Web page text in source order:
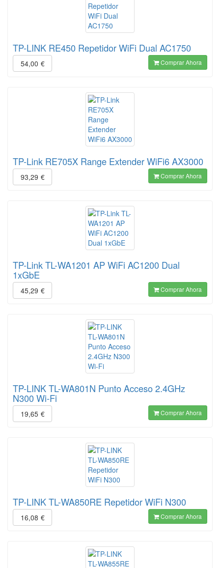
TP-LINK RE450 Repetidor WiFi Dual AC1750
54,00 € Comprar Ahora
TP-Link RE705X Range Extender WiFi6 AX3000
93,29 € Comprar Ahora
TP-Link TL-WA1201 AP WiFi AC1200 Dual
1xGbE
45,29 € Comprar Ahora
TP-LINK TL-WA801N Punto Acceso 2.4GHz
N300 Wi-Fi
19,65 € Comprar Ahora
TP-LINK TL-WA850RE Repetidor WiFi N300
16,08 € Comprar Ahora